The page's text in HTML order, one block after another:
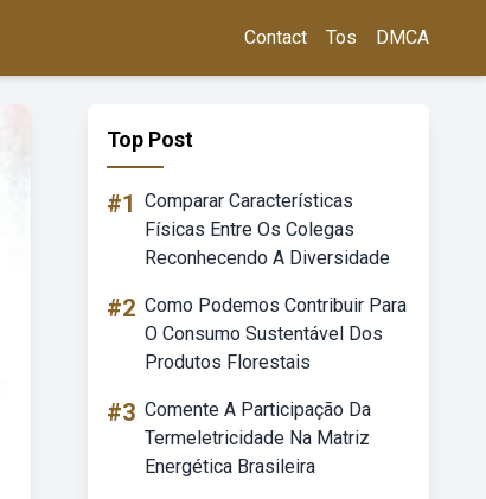
Contact Tos DMCA
Top Post
#1 Comparar Características
Físicas Entre Os Colegas
Reconhecendo A Diversidade
#2 Como Podemos Contribuir Para
O Consumo Sustentável Dos
Produtos Florestais
#3 Comente A Participação Da
Termeletricidade Na Matriz
Energética Brasileira